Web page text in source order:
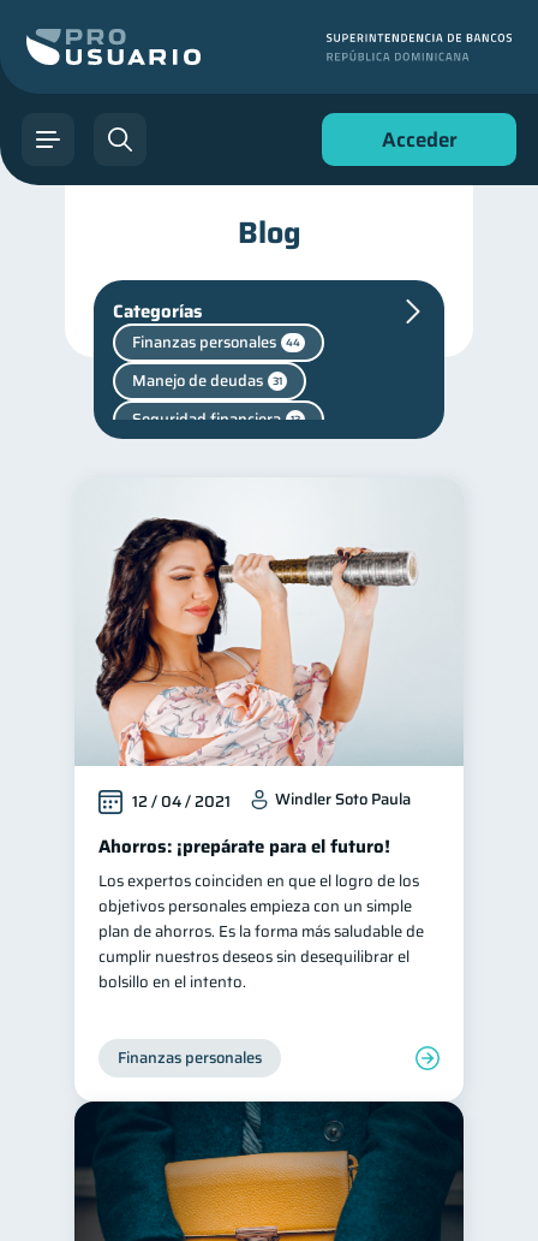
Acceder
Blog
Categorías
Finanzas personales 44
Manejo de deudas 31
Seguridad financiera 13
Vacaciones 2
Finanzas en Pareja 1
Fraudes 1 Mipymes
Educación financiera 31
Finanzas para jóvenes 30
Control de deudas 30
Finanzas familiares 25
Inclusión financiera 22
Bienestar financiero 22
Finanzas para mujeres 20
Salud financiera
Organización Financiera 10
Deudas
Ahorro 8 Consejos
Tarjeta de crédito 6
Historial crediticio
Ciberseguridad 5
Servicios 4
Derechos & Deberes 4
12 / 04 / 2021 Windler Soto Paula
Ahorros: ¡prepárate para el futuro!
Los expertos coinciden en que el logro de los
objetivos personales empieza con un simple
plan de ahorros. Es la forma más saludable de
cumplir nuestros deseos sin desequilibrar el
bolsillo en el intento.
Finanzas personales